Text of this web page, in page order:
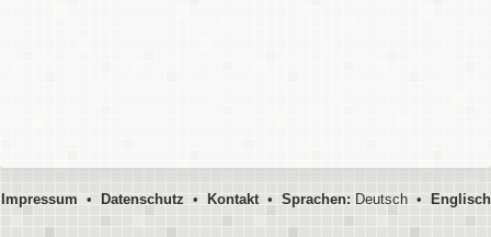
Impressum • Datenschutz • Kontakt• Sprachen:Deutsch • Englisch